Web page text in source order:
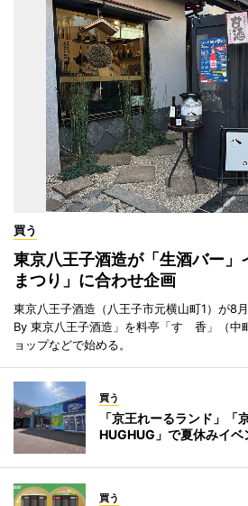
買う
東京八王子酒造が「生酒バー
まつり」に合わせ企画
東京八王子酒造（八王子市元横山町1）が8
By 東京八王子酒造」を料亭「すゞ香」（中
ョップなどで始める。
買う
「京王れーるランド」「
HUGHUG」で夏休みイベ
買う